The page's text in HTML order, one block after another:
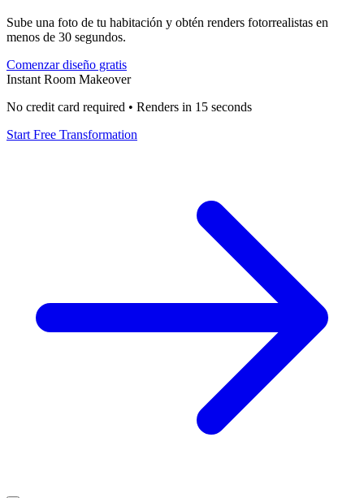
Sube una foto de tu habitación y obtén renders fotorrealistas en
menos de 30 segundos.
Comenzar diseño gratis
Instant Room Makeover
No credit card required • Renders in 15 seconds
Start Free Transformation